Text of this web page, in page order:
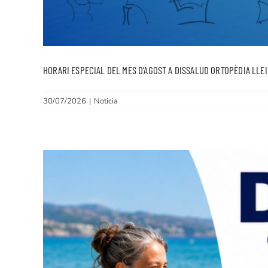
HORARI ESPECIAL DEL MES D’AGOST A DISSALUD ORTOPÈDIA
30/07/2026 | Noticia